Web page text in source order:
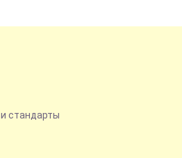
стандарты